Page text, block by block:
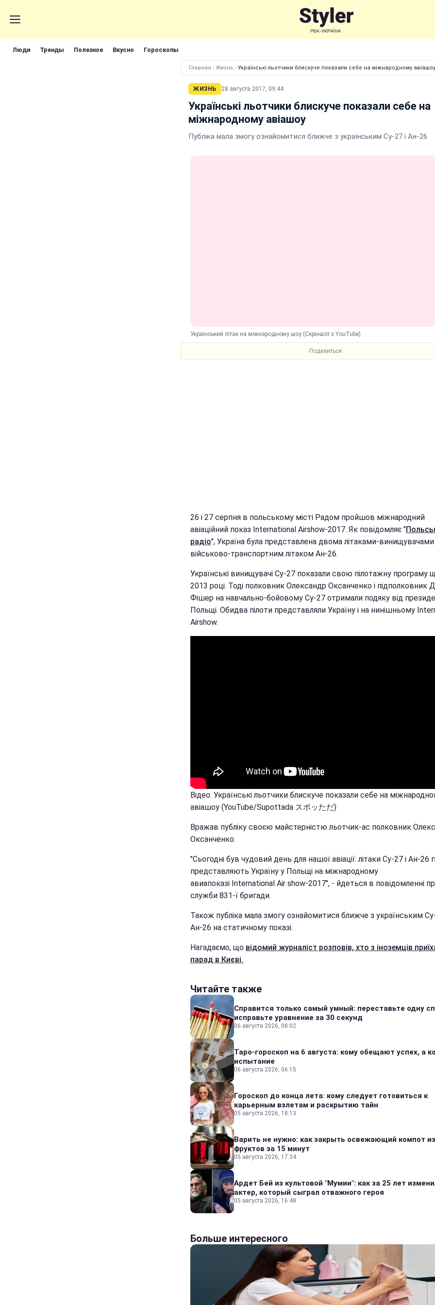
Люди Тренды Полезное Вкусно Гороскопы
Главная › Жизнь › Українські льотчики блискуче показали себе на міжнародному авіашоу
ЖИЗНЬ 28 августа 2017, 09:44
Українські льотчики блискуче показали себе на
міжнародному авіашоу
Публіка мала змогу ознайомитися ближче з українським Су-27 і Ан-26
Український літак на міжнародному шоу (Скріншот з YouTube)
Поделиться:
26 і 27 серпня в польському місті Радом пройшов міжнародний
авіаційний показ International Airshow-2017. Як повідомляє "
радіо", Україна була представлена двома літаками-винищувачами
військово-транспортним літаком Ан-26.
Українські винищувачі Су-27 показали свою пілотажну програму
2013 році. Тоді полковник Олександр Оксанченко і підполковник
Фішер на навчально-бойовому Су-27 отримали подяку від
Польщі. Обидва пілоти представляли Україну і на нинішньому
Airshow.
Відео: Українські льотчики блискуче показали себе на
авіашоу (YouTube/Supottada スポッただ)
Вражав публіку своєю майстерністю льотчик-ас полковник
Оксанченко.
"Сьогодні був чудовий день для нашої авіації: літаки Су-27 і Ан-26
представляють Україну у Польщі на міжнародному
авиапоказі International Air show-2017", - йдеться в повідомленні
служби 831-ї бригади.
Також публіка мала змогу ознайомитися ближче з українським
Ан-26 на статичному показі.
Нагадаємо, що відомий журналіст розповів, хто з іноземців
парад в Києві.
Читайте также
Справится только самый умный: переставьте одну
исправьте уравнение за 30 секунд
06 августа 2026, 08:02
Таро-гороскоп на 6 августа: кому обещают успех, а
испытание
06 августа 2026, 06:15
Гороскоп до конца лета: кому следует готовиться к
карьерным взлетам и раскрытию тайн
05 августа 2026, 18:13
Варить не нужно: как закрыть освежающий компот
фруктов за 15 минут
05 августа 2026, 17:34
Ардет Бей из культовой "Мумии": как за 25 лет
актер, который сыграл отважного героя
05 августа 2026, 16:48
Больше интересного